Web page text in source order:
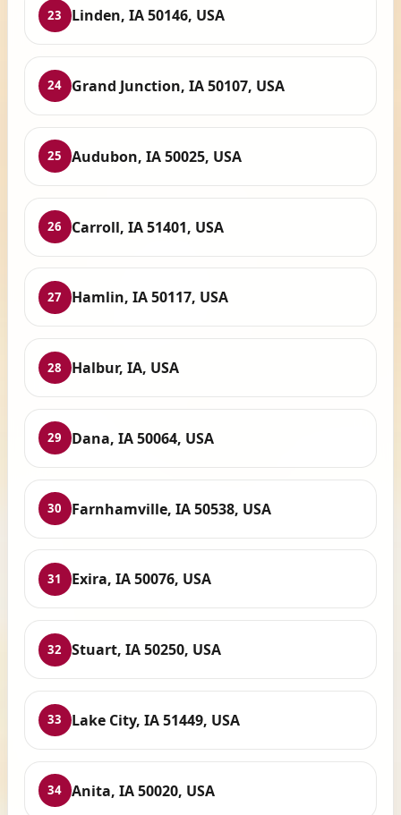
23 Linden, IA 50146, USA
24 Grand Junction, IA 50107, USA
25 Audubon, IA 50025, USA
26 Carroll, IA 51401, USA
27 Hamlin, IA 50117, USA
28 Halbur, IA, USA
29 Dana, IA 50064, USA
30 Farnhamville, IA 50538, USA
31 Exira, IA 50076, USA
32 Stuart, IA 50250, USA
33 Lake City, IA 51449, USA
34 Anita, IA 50020, USA